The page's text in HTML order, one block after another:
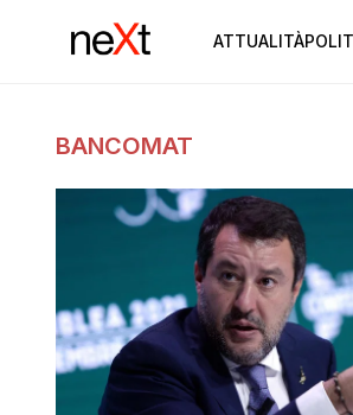
ATTUALITÀ
BANCOMAT